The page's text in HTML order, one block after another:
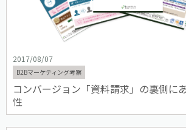
2017/08/07
B2Bマーケティング考察
コンバージョン「資料請求」の裏側に
性